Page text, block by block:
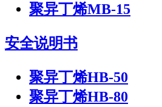
聚异丁烯MB-15
安全说明书
聚异丁烯HB-50
聚异丁烯HB-80